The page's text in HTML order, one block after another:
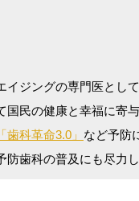
イジングの専門医とし
民の健康と幸福に寄
「歯科革命3.0」 など予防
歯科の普及にも尽力し